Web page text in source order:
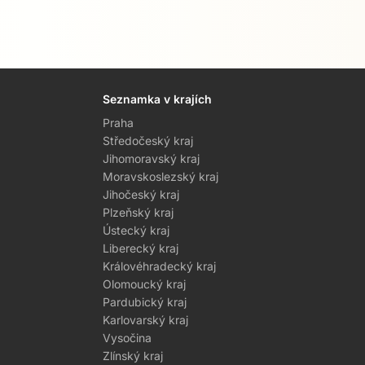
Seznamka v krajích
Praha
Středočeský kraj
Jihomoravský kraj
Moravskoslezský kraj
Jihočeský kraj
Plzeňský kraj
Ústecký kraj
Liberecký kraj
Královéhradecký kraj
Olomoucký kraj
Pardubický kraj
Karlovarský kraj
Vysočina
Zlínský kraj